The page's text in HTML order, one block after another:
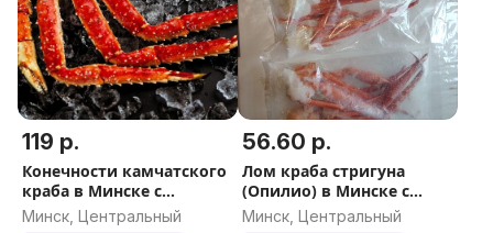
119 р.
Конечности камчатского
краба в Минске с
доставкой
Минск, Центральный
56.60 р.
Лом краба стригуна
(Опилио) в Минске с
доставкой
Минск, Центральный